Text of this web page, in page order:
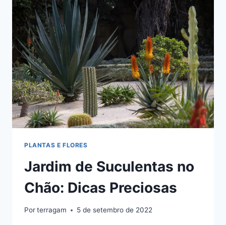
PLANTAS E FLORES
Jardim de Suculentas no
Chão: Dicas Preciosas
Porterragam 5 de setembro de 2022